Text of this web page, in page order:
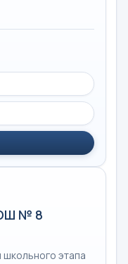
№ 8
этапа